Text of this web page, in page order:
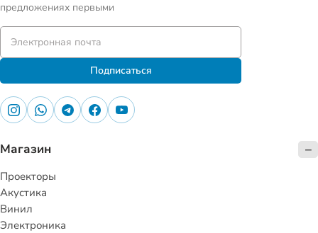
предложениях первыми
Подписаться
Магазин
Проекторы
Акустика
Винил
Электроника